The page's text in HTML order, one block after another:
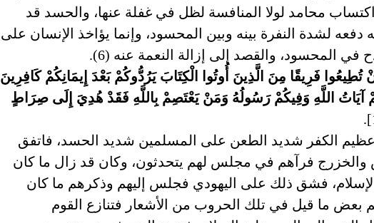
محامد لولا المنافسة لظل في غفلة عنها، والحسد قد
لشدة النفرة بينه وبين المحسود، وإنما يؤاخذ الإنسان على
المحسود، والقصد إلى إزالة النعمة عنه (6).
إِنْ تُطِيعُوا فَرِيقًا مِنَ الَّذِينَ أُوتُوا الْكِتَابَ يَرُدُّوكُمْ بَعْدَ إِيمَانِكُمْ كَافِرِينَ
آيَاتُ اللَّهِ وَفِيكُمْ رَسُولُهُ وَمَنْ يَعْتَصِمْ بِاللَّهِ فَقَدْ هُدِيَ إِلَى صِرَاطٍ
الكفر شديد الطعن على المسلمين شديد الحسد، فاتفق
والخزرج فرآهم في مجلس لهم يتحدثون، وكان قد زال ما كان
الإسلام، فشق ذلك على اليهودي فجلس إليهم وذكرهم ما كان
بعض ما قيل في تلك الحروب من الأشعار فتنازع القوم